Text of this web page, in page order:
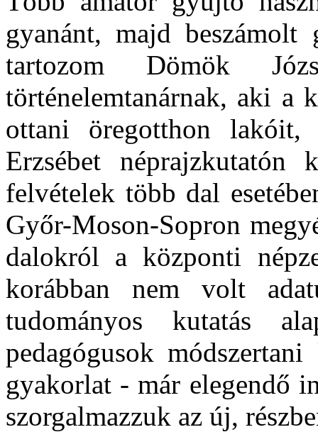
gyanánt, majd beszámolt
tartozom Dömök
történelemtanárnak, aki a
ottani öregotthon lakóit,
Erzsébet néprajzkutatón
felvételek több dal
Győr-Moson-Sopron
dalokról a központi
korábban nem volt
tudományos kutatás
pedagógusok
gyakorlat - már elegendő
szorgalmazzuk az új,